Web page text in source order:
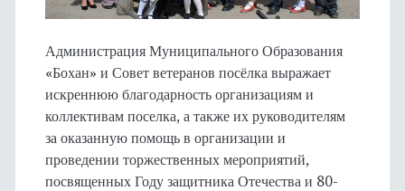
Администрация Муниципального Образования
«Бохан» и Совет ветеранов посёлка выражает
искреннюю благодарность организациям и
коллективам поселка, а также их руководителям
за оказанную помощь в организации и
проведении торжественных мероприятий,
посвященных Году защитника Отечества и 80-